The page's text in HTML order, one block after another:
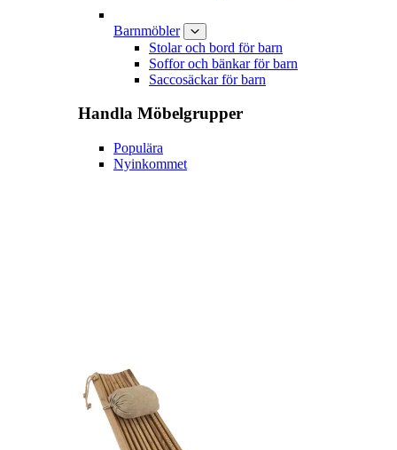
Barnmöbler
Stolar och bord för barn
Soffor och bänkar för barn
Saccosäckar för barn
Handla Möbelgrupper
Populära
Nyinkommet